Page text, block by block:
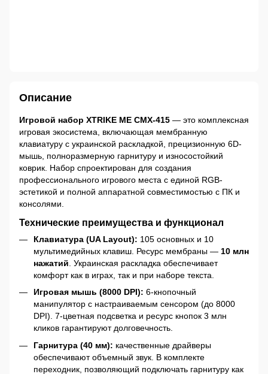
Описание
Игровой набор XTRIKE ME CMX-415 — это комплексная
игровая экосистема, включающая мембранную
клавиатуру с украинской раскладкой, прецизионную 6D-
мышь, полноразмерную гарнитуру и износостойкий
коврик. Набор спроектирован для создания
профессионального игрового места с единой RGB-
эстетикой и полной аппаратной совместимостью с ПК и
консолями.
Технические преимущества и функционал
Клавиатура (UA Layout): 105 основных и 10
мультимедийных клавиш. Ресурс мембраны — 10 млн
нажатий . Украинская раскладка обеспечивает
комфорт как в играх, так и при наборе текста.
Игровая мышь (8000 DPI): 6-кнопочный
манипулятор с настраиваемым сенсором (до 8000
DPI). 7-цветная подсветка и ресурс кнопок 3 млн
кликов гарантируют долговечность.
Гарнитура (40 мм): качественные драйверы
обеспечивают объемный звук. В комплекте
переходник, позволяющий подключать гарнитуру как